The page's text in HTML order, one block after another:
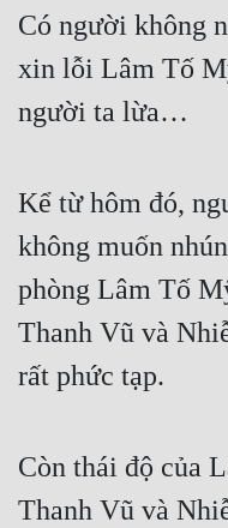
Có người không
xin lỗi Lâm Tố
người ta lừa…
Kể từ hôm đó,
không muốn
phòng Lâm Tố
Thanh Vũ và
rất phức tạp.
Còn thái độ của
Thanh Vũ và